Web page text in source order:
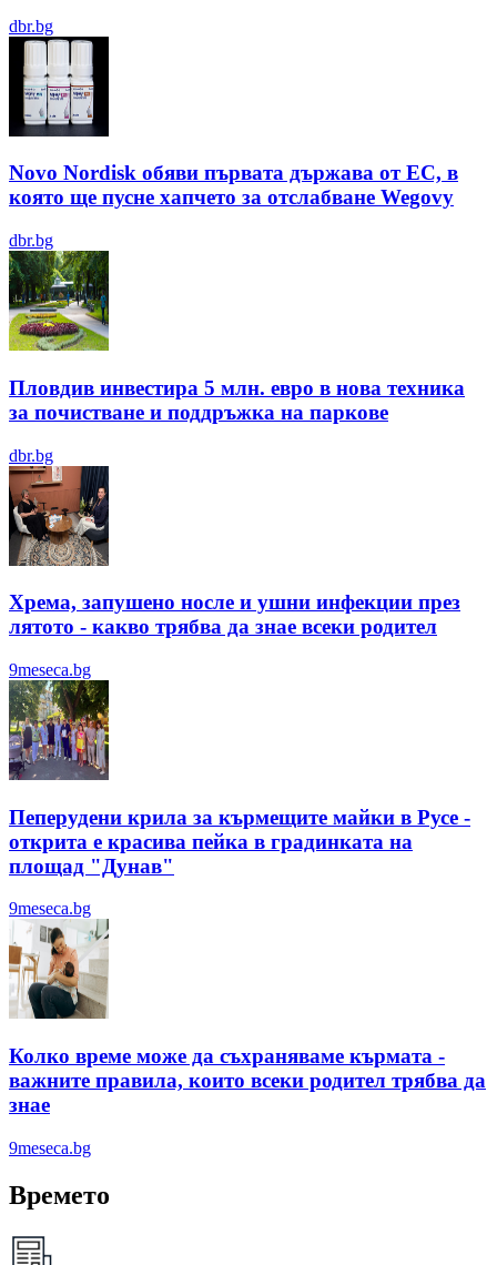
dbr.bg
Novo Nordisk обяви първата държава от ЕС, в
която ще пусне хапчето за отслабване Wegovy
dbr.bg
Пловдив инвестира 5 млн. евро в нова техника
за почистване и поддръжка на паркове
dbr.bg
Хрема, запушено носле и ушни инфекции през
лятотo - какво трябва да знае всеки родител
9meseca.bg
Пеперудени крила за кърмещите майки в Русе -
открита е красива пейка в градинката на
площад "Дунав"
9meseca.bg
Колко време може да съхраняваме кърмата -
важните правила, които всеки родител трябва да
знае
9meseca.bg
Времето